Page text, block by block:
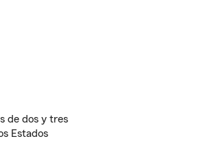
de dos y tres
Estados